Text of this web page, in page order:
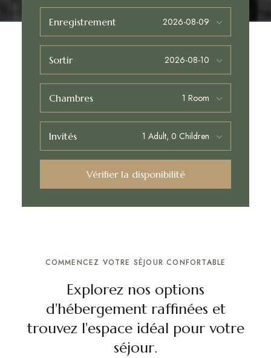
Enregistrement
Sortir
Chambres
Invités
Vérifier la disponibilité
COMMENCEZ VOTRE SÉJOUR CONFORTABLE
Explorez nos options
d'hébergement raffinées et
trouvez l'espace idéal pour votre
séjour.